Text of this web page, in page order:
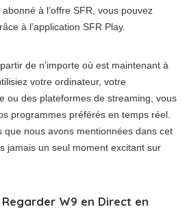
à l’offre SFR, vous pouvez
à l’application SFR Play.
de n’importe où est maintenant à
votre ordinateur, votre
ou des plateformes de streaming, vous
programmes préférés en temps réel.
que nous avons mentionnées dans cet
jamais un seul moment excitant sur
W9 en Direct en